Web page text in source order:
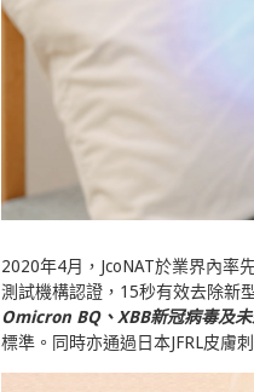
2020年4月，JcoNAT於業界內率
測試機構認證，15秒有效去除新
Omicron BQ、 XBB新冠病毒及
標準。同時亦通過日本JFRL皮膚